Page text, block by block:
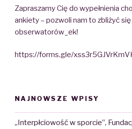
Zapraszamy Cię do wypełnienia
ankiety – pozwoli nam to zbliżyć
obserwatorów_ek!
https://forms.gle/
NAJNOWSZE WPISY
„Interpłciowość w sporcie”,